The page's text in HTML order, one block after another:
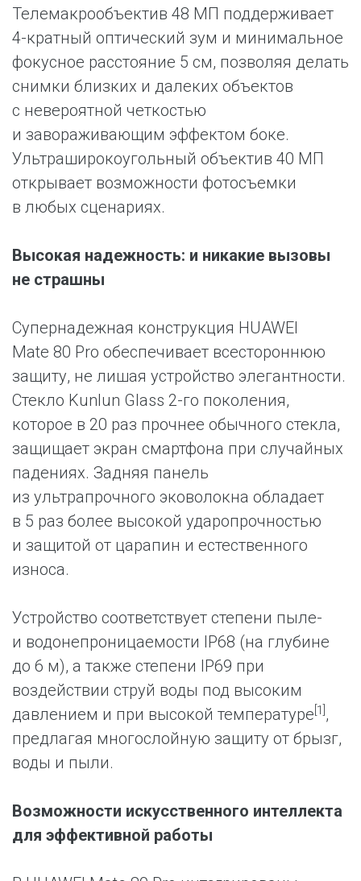
Телемакрообъектив 48 МП поддерживает
4-кратный оптический зум и минимальное
фокусное расстояние 5 см, позволяя делать
снимки близких и далеких объектов
с невероятной четкостью
и завораживающим эффектом боке.
Ультраширокоугольный объектив 40 МП
открывает возможности фотосъемки
в любых сценариях.
Высокая надежность: и никакие вызовы
не страшны
Супернадежная конструкция HUAWEI
Mate 80 Pro обеспечивает всестороннюю
защиту, не лишая устройство элегантности.
Стекло Kunlun Glass 2-го поколения,
которое в 20 раз прочнее обычного стекла,
защищает экран смартфона при случайных
падениях. Задняя панель
из ультрапрочного эковолокна обладает
в 5 раз более высокой ударопрочностью
и защитой от царапин и естественного
износа.
Устройство соответствует степени пыле-
и водонепроницаемости IP68 (на глубине
до 6 м), а также степени IP69 при
воздействии струй воды под высоким
давлением и при высокой температуре [1] ,
предлагая многослойную защиту от брызг,
воды и пыли.
Возможности искусственного интеллекта
для эффективной работы